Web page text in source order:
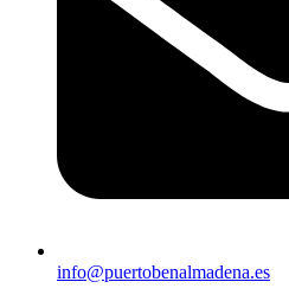
info@puertobenalmadena.es